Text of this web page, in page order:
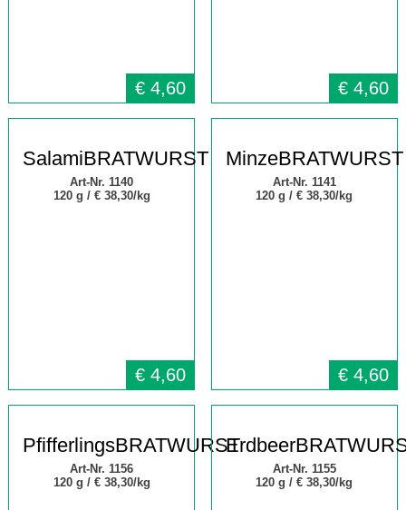
€ 4,60 € 4,60
SalamiBRATWURST
Art-Nr. 1140
120 g / € 38,30/kg
€ 4,60
MinzeBRATWURST
Art-Nr. 1141
120 g /€ 38,30/kg
€ 4,60
PfifferlingsBRATWURST
Art-Nr. 1156
120 g / € 38,30/kg
Art-Nr. 1155
120 g /€ 38,30/kg